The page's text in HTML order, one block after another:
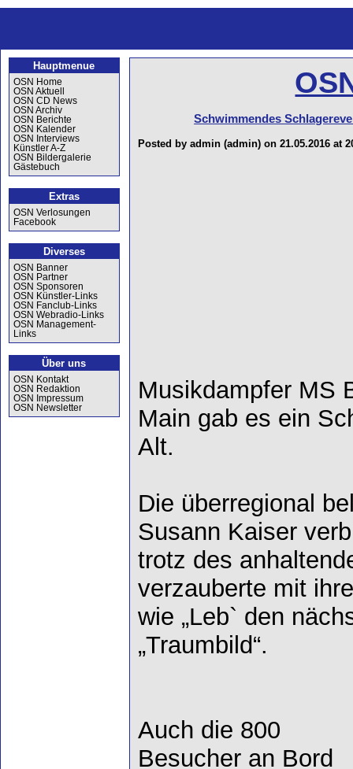
Hauptmenue
OSN Home
OSN Aktuell
OSN CD News
OSN Archiv
OSN Berichte
OSN Kalender
OSN Interviews
Künstler A-Z
OSN Bildergalerie
Gästebuch
Extras
OSN Verlosungen
Facebook
Diverses
OSN Banner
OSN Partner
OSN Sponsoren
OSN Künstler-Links
OSN Fanclub-Links
OSN Webradio-Links
OSN Management-
Links
Über uns
OSN Kontakt
OSN Redaktion
OSN Impressum
OSN Newsletter
Schwimmendes
Posted by admin (admin) on 21.05.2016 at
Musikdampfer MS
Main gab es ein
Alt.
Die überregional
Susann Kaiser
trotz des
verzauberte mit
wie „Leb` den
„Traumbild“.
Auch die 800
Besucher an Bord